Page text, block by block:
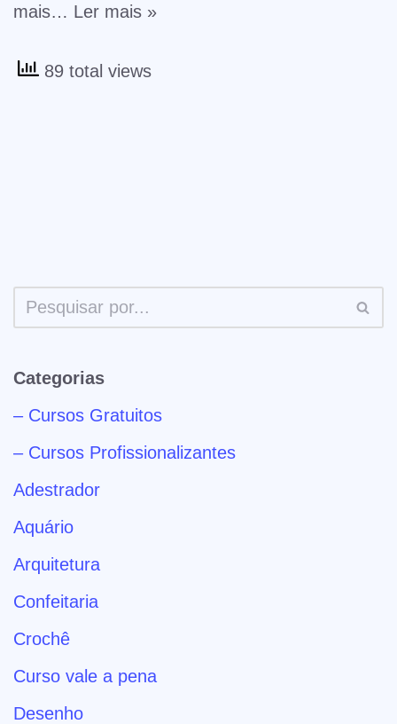
mais… Ler mais »
89 total views
Categorias
– Cursos Gratuitos
– Cursos Profissionalizantes
Adestrador
Aquário
Arquitetura
Confeitaria
Crochê
Curso vale a pena
Desenho